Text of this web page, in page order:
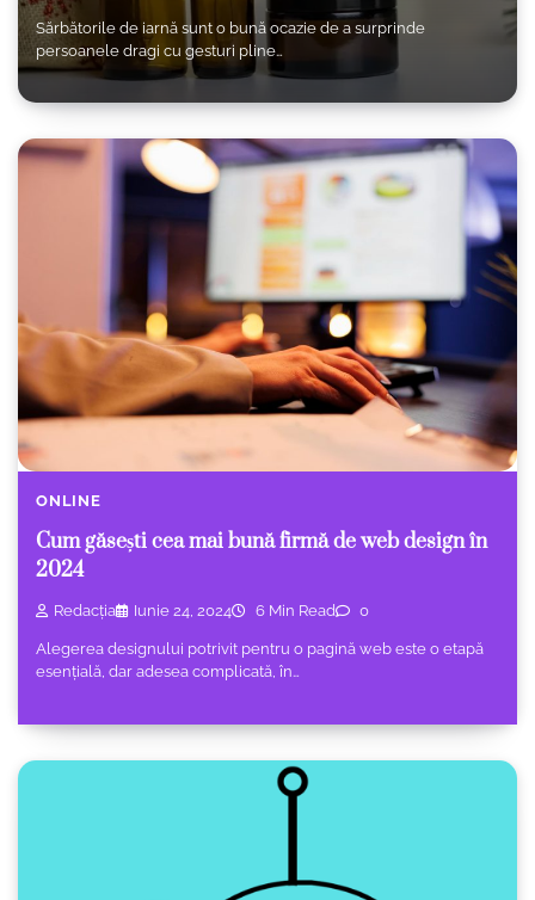
Sărbătorile de iarnă sunt o bună ocazie de a surprinde
persoanele dragi cu gesturi pline…
ONLINE
Cum găsești cea mai bună firmă de web design în
2024
Redacția Iunie 24, 2024 6 Min Read 0
Alegerea designului potrivit pentru o pagină web este o etapă
esențială, dar adesea complicată, în…